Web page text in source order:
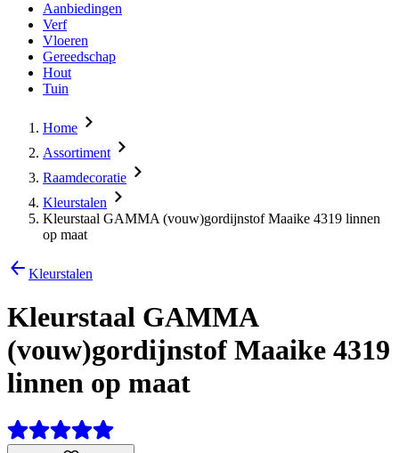
Aanbiedingen
Verf
Vloeren
Gereedschap
Hout
Tuin
Home
Assortiment
Raamdecoratie
Kleurstalen
Kleurstaal GAMMA (vouw)gordijnstof Maaike 4319 linnen
op maat
Kleurstalen
Kleurstaal GAMMA
(vouw)gordijnstof Maaike 4319
linnen op maat